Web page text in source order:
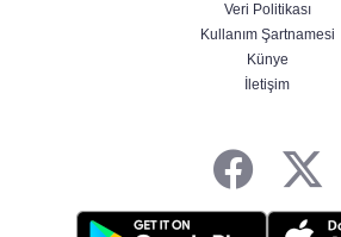
Veri Politikası
Kullanım Şartnamesi
Künye
İletişim